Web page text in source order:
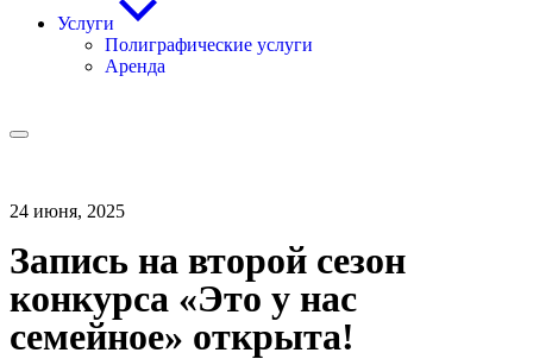
Услуги
Полиграфические услуги
Аренда
24 июня, 2025
Запись на второй сезон
конкурса «Это у нас
семейное» открыта!